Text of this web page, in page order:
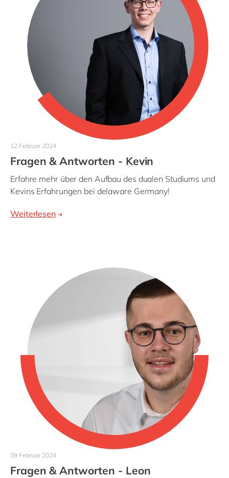
12 Februar 2024
Fragen & Antworten - Kevin
Erfahre mehr über den Aufbau des dualen Studiums und
Kevins Erfahrungen bei delaware Germany!
Weiterlesen
09 Februar 2024
Fragen & Antworten - Leon